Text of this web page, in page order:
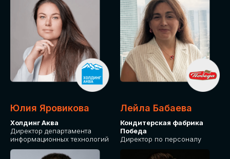
Юлия Яровикова
Холдинг Аква
Директор департамента
информационных технологий
Лейла Бабаева
Кондитерская фабрика
Победа
Директор по персоналу